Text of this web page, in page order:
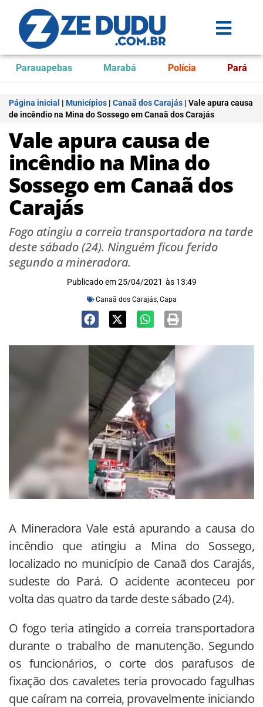
Parauapebas Marabá Polícia Pará
Página inicial | Municípios | Canaã dos Carajás | Vale apura causa
de incêndio na Mina do Sossego em Canaã dos Carajás
Vale apura causa de
incêndio na Mina do
Sossego em Canaã dos
Carajás
Fogo atingiu a correia transportadora na tarde
deste sábado (24). Ninguém ficou ferido
segundo a mineradora.
Publicado em 25/04/2021 às 13:49
Canaã dos Carajás, Capa
A Mineradora Vale está apurando a causa do
incêndio que atingiu a Mina do Sossego,
localizado no município de Canaã dos Carajás,
sudeste do Pará. O acidente aconteceu por
volta das quatro da tarde deste sábado (24).
O fogo teria atingido a correia transportadora
durante o trabalho de manutenção. Segundo
os funcionários, o corte dos parafusos de
fixação dos cavaletes teria provocado fagulhas
que caíram na correia, provavelmente iniciando